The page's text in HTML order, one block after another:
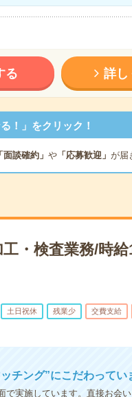
る 詳し
！」をクリック！
「面談確約」 や「応募歓迎」 が届
・検査業務/時給
土日祝休 残業少 交費支給
チング”にこだわってい
で実施しています。直接お会